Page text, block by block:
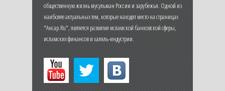
общественную жизнь мусульман России и зарубежья. Одной из
наиболее актуальных тем, которые находят место на страницах
"Ансар.Ru", является развитие исламской банковской сферы,
исламских финансов и халяль-индустрии.